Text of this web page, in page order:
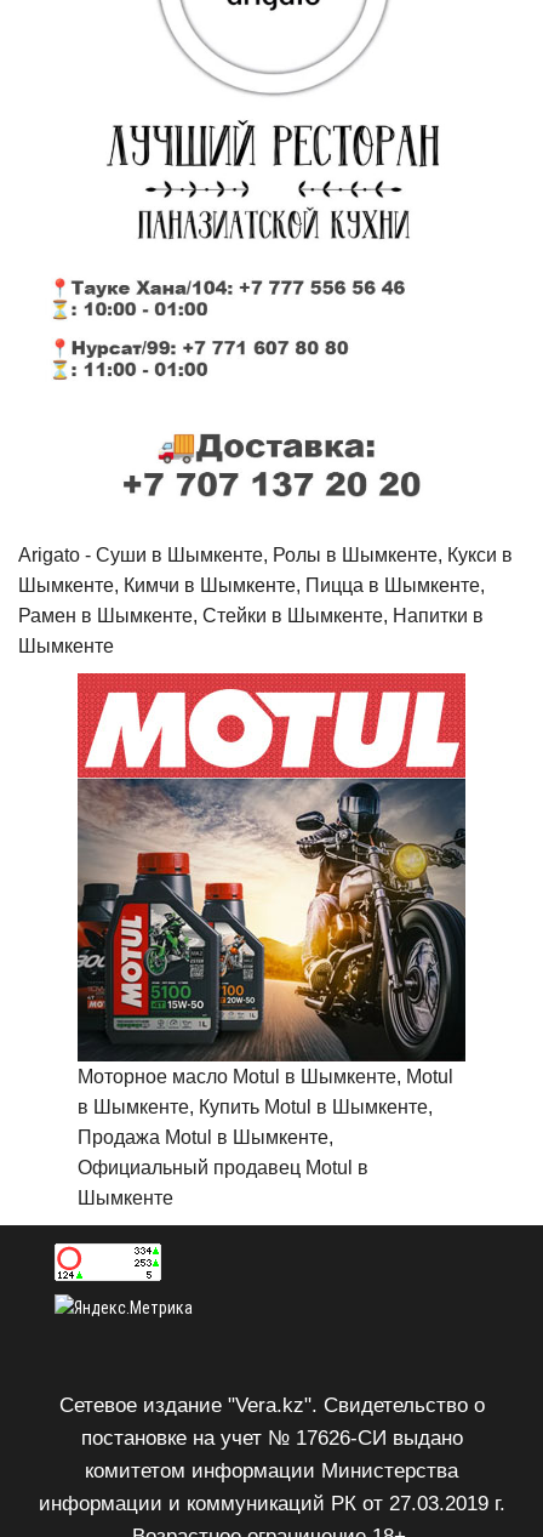
Arigato - Cуши в Шымкенте, Ролы в Шымкенте, Кукси в
Шымкенте, Кимчи в Шымкенте, Пицца в Шымкенте,
Рамен в Шымкенте, Стейки в Шымкенте, Напитки в
Шымкенте
Моторное масло Motul в Шымкенте, Motul
в Шымкенте, Купить Motul в Шымкенте,
Продажа Motul в Шымкенте,
Официальный продавец Motul в
Шымкенте
Сетевое издание "Vera.kz". Свидетельство о
постановке на учет № 17626-СИ выдано
комитетом информации Министерства
информации и коммуникаций РК от 27.03.2019 г.